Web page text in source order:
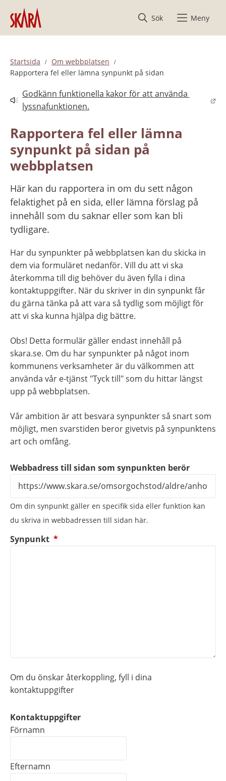
Hoppa till innehåll
Sök
Meny
Startsida
Om webbplatsen
Rapportera fel eller lämna synpunkt på sidan
Godkänn funktionella kakor för att använda
lyssnafunktionen.
Länk till annan webbplats.
Rapportera fel eller lämna
synpunkt på sidan på
webbplatsen
Här kan du rapportera in om du sett någon
felaktighet på en sida, eller lämna förslag på
innehåll som du saknar eller som kan bli
tydligare.
Har du synpunkter på webbplatsen kan du skicka in
dem via formuläret nedanför. Vill du att vi ska
återkomma till dig behöver du även fylla i dina
kontaktuppgifter. När du skriver in din synpunkt får
du gärna tänka på att vara så tydlig som möjligt för
att vi ska kunna hjälpa dig bättre.
Obs! Detta formulär gäller endast innehåll på
skara.se. Om du har synpunkter på något inom
kommunens verksamheter är du välkommen att
använda vår e-tjänst "Tyck till" som du hittar längst
upp på webbplatsen.
Vår ambition är att besvara synpunkter så snart som
möjligt, men svarstiden beror givetvis på synpunktens
art och omfång.
Webbadress till sidan som synpunkten berör
Om din synpunkt gäller en specifik sida eller funktion kan
du skriva in webbadressen till sidan här.
Synpunkt *(obligatorisk)
Om du önskar återkoppling, fyll i dina
kontaktuppgifter
Kontaktuppgifter
Kontaktuppgifter
Förnamn
Efternamn